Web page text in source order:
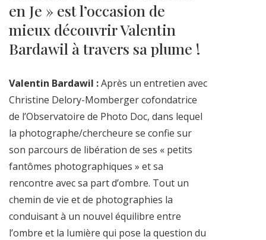
en Je » est l’occasion de
mieux découvrir Valentin
Bardawil à travers sa plume !
Valentin Bardawil :Après un entretien avec
Christine Delory-Momberger cofondatrice
de l’Observatoire de Photo Doc, dans lequel
la photographe/chercheure se confie sur
son parcours de libération de ses « petits
fantômes photographiques » et sa
rencontre avec sa part d’ombre. Tout un
chemin de vie et de photographies la
conduisant à un nouvel équilibre entre
l’ombre et la lumière qui pose la question du